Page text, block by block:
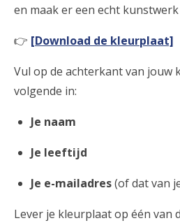
en maak er een echt kunstwerk
👉 [Download de kleurplaat]
Vul op de achterkant van jouw
volgende in:
Je naam
Je leeftijd
Je e-mailadres(of dat van
Lever je kleurplaat op één van